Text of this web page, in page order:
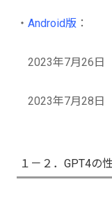
・ Android版 ：
2023年7月26日
2023年7月28日
１－２．GPT4の